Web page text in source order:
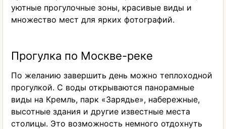
уютные прогулочные зоны, красивые виды и
множество мест для ярких фотографий.
Прогулка по Москве-реке
По желанию завершить день можно теплоходной
прогулкой. С воды открываются панорамные
виды на Кремль, парк «Зарядье», набережные,
высотные здания и другие известные места
столицы. Это возможность немного отдохнуть